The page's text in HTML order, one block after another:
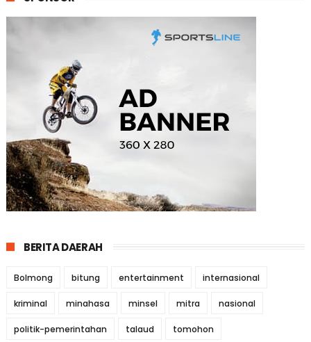
BERITA DAERAH
Bolmong bitung entertainment internasional
kriminal minahasa minsel mitra nasional
politik-pemerintahan talaud tomohon